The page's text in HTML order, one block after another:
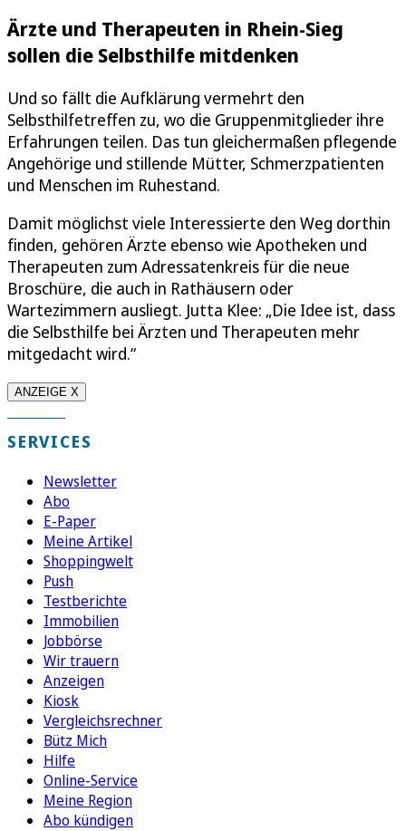
Ärzte und Therapeuten in Rhein-Sieg
sollen die Selbsthilfe mitdenken
Und so fällt die Aufklärung vermehrt den
Selbsthilfetreffen zu, wo die Gruppenmitglieder ihre
Erfahrungen teilen. Das tun gleichermaßen pflegende
Angehörige und stillende Mütter, Schmerzpatienten
und Menschen im Ruhestand.
Damit möglichst viele Interessierte den Weg dorthin
finden, gehören Ärzte ebenso wie Apotheken und
Therapeuten zum Adressatenkreis für die neue
Broschüre, die auch in Rathäusern oder
Wartezimmern ausliegt. Jutta Klee: „Die Idee ist, dass
die Selbsthilfe bei Ärzten und Therapeuten mehr
mitgedacht wird.“
ANZEIGE X
SERVICES
Newsletter
Abo
E-Paper
Meine Artikel
Shoppingwelt
Push
Testberichte
Immobilien
Jobbörse
Wir trauern
Anzeigen
Kiosk
Vergleichsrechner
Bütz Mich
Hilfe
Online-Service
Meine Region
Abo kündigen